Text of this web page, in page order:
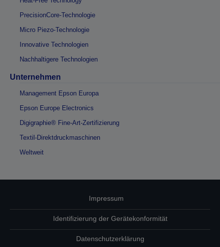
PrecisionCore-Technologie
Micro Piezo-Technologie
Innovative Technologien
Nachhaltigere Technologien
Unternehmen
Management Epson Europa
Epson Europe Electronics
Digigraphie® Fine-Art-Zertifizierung
Textil-Direktdruckmaschinen
Weltweit
Impressum
Identifizierung der Gerätekonformität
Datenschutzerklärung